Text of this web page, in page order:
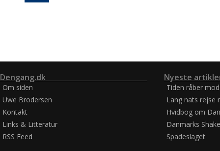
Dengang.dk
Om siden
Uwe Brodersen
Kontakt
Links & Litteratur
RSS Feed
Nyeste
Tiden råber
Lang nats rejse
Hvidbog om
Danmarks
Spadeslaget